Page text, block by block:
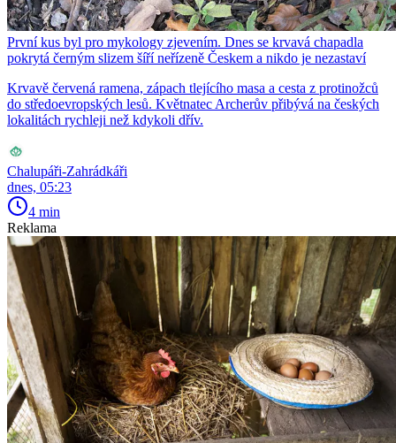
První kus byl pro mykology zjevením. Dnes se krvavá chapadla
pokrytá černým slizem šíří neřízeně Českem a nikdo je nezastaví
Krvavě červená ramena, zápach tlejícího masa a cesta z protinožců
do středoevropských lesů. Květnatec Archerův přibývá na českých
lokalitách rychleji než kdykoli dřív.
Chalupáři-Zahrádkáři
dnes, 05:23
4 min
Reklama